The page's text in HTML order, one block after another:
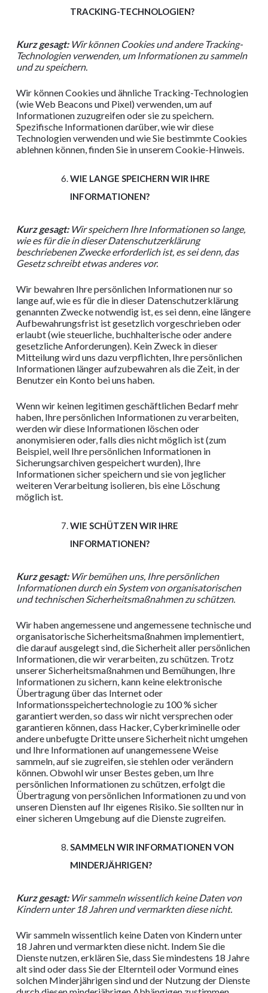
TRACKING-TECHNOLOGIEN?
Kurz gesagt:Wir können Cookies und andere Tracking-
Technologien verwenden, um Informationen zu sammeln
und zu speichern.
Wir können Cookies und ähnliche Tracking-Technologien
(wie Web Beacons und Pixel) verwenden, um auf
Informationen zuzugreifen oder sie zu speichern.
Spezifische Informationen darüber, wie wir diese
Technologien verwenden und wie Sie bestimmte Cookies
ablehnen können, finden Sie in unserem Cookie-Hinweis.
WIE LANGE SPEICHERN WIR IHRE
INFORMATIONEN?
Kurz gesagt: Wir speichern Ihre Informationen so lange,
wie es für die in dieser Datenschutzerklärung
beschriebenen Zwecke erforderlich ist, es sei denn, das
Gesetz schreibt etwas anderes vor.
Wir bewahren Ihre persönlichen Informationen nur so
lange auf, wie es für die in dieser Datenschutzerklärung
genannten Zwecke notwendig ist, es sei denn, eine längere
Aufbewahrungsfrist ist gesetzlich vorgeschrieben oder
erlaubt (wie steuerliche, buchhalterische oder andere
gesetzliche Anforderungen). Kein Zweck in dieser
Mitteilung wird uns dazu verpflichten, Ihre persönlichen
Informationen länger aufzubewahren als die Zeit, in der
Benutzer ein Konto bei uns haben.
Wenn wir keinen legitimen geschäftlichen Bedarf mehr
haben, Ihre persönlichen Informationen zu verarbeiten,
werden wir diese Informationen löschen oder
anonymisieren oder, falls dies nicht möglich ist (zum
Beispiel, weil Ihre persönlichen Informationen in
Sicherungsarchiven gespeichert wurden), Ihre
Informationen sicher speichern und sie von jeglicher
weiteren Verarbeitung isolieren, bis eine Löschung
möglich ist.
WIE SCHÜTZEN WIR IHRE
INFORMATIONEN?
Kurz gesagt: Wir bemühen uns, Ihre persönlichen
Informationen durch ein System von organisatorischen
und technischen Sicherheitsmaßnahmen zu schützen.
Wir haben angemessene und angemessene technische und
organisatorische Sicherheitsmaßnahmen implementiert,
die darauf ausgelegt sind, die Sicherheit aller persönlichen
Informationen, die wir verarbeiten, zu schützen. Trotz
unserer Sicherheitsmaßnahmen und Bemühungen, Ihre
Informationen zu sichern, kann keine elektronische
Übertragung über das Internet oder
Informationsspeichertechnologie zu 100 % sicher
garantiert werden, so dass wir nicht versprechen oder
garantieren können, dass Hacker, Cyberkriminelle oder
andere unbefugte Dritte unsere Sicherheit nicht umgehen
und Ihre Informationen auf unangemessene Weise
sammeln, auf sie zugreifen, sie stehlen oder verändern
können. Obwohl wir unser Bestes geben, um Ihre
persönlichen Informationen zu schützen, erfolgt die
Übertragung von persönlichen Informationen zu und von
unseren Diensten auf Ihr eigenes Risiko. Sie sollten nur in
einer sicheren Umgebung auf die Dienste zugreifen.
SAMMELN WIR INFORMATIONEN VON
MINDERJÄHRIGEN?
Kurz gesagt:Wir sammeln wissentlich keine Daten von
Kindern unter 18 Jahren und vermarkten diese nicht.
Wir sammeln wissentlich keine Daten von Kindern unter
18 Jahren und vermarkten diese nicht. Indem Sie die
Dienste nutzen, erklären Sie, dass Sie mindestens 18 Jahre
alt sind oder dass Sie der Elternteil oder Vormund eines
solchen Minderjährigen sind und der Nutzung der Dienste